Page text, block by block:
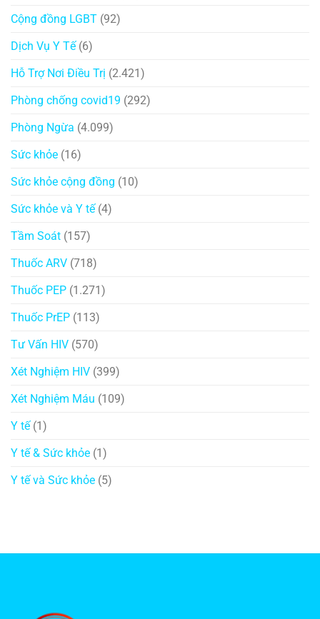
Cộng đồng LGBT (92)
Dịch Vụ Y Tế(6)
Hỗ Trợ Nơi Điều Trị (2.421)
Phòng chống covid19 (292)
Phòng Ngừa (4.099)
Sức khỏe (16)
Sức khỏe cộng đồng (10)
Sức khỏe và Y tế(4)
Tầm Soát (157)
Thuốc ARV (718)
Thuốc PEP (1.271)
Thuốc PrEP (113)
Tư Vấn HIV (570)
Xét Nghiệm HIV (399)
Xét Nghiệm Máu (109)
Y tế(1)
Y tế & Sức khỏe (1)
Y tế và Sức khỏe (5)